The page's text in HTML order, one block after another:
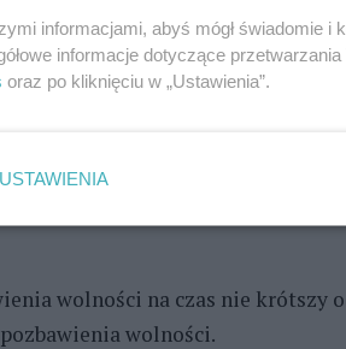
co spowodowało
lewego płuca i serca. I choć na
został przetransportowany do
w mieszkaniu.
podejrzanej zarzut
aresztowania. Obecnie
wolności na czas nie krótszy
wolności.
informacjami, abyś mógł świadomie
informacje dotyczące
oraz po kliknięciu w „Ustawienia”.
USTAWIENIA